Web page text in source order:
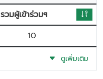
รวมผู้เข้าร่วมฯ
10
ดูเพิ่มเติม